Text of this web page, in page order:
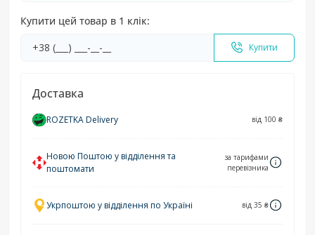
Купити цей товар в 1 клік:
Купити
Доставка
ROZETKA Delivery від 100 ₴
Новою Поштою у відділення та
поштомати
за тарифами
перевізника
Укрпоштою у відділення по Україні від 35 ₴